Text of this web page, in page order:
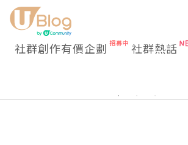
社群創作有價企劃 社群熱話